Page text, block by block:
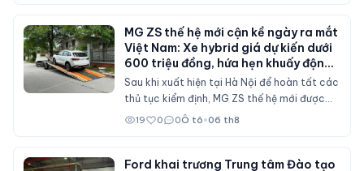
MG ZS thế hệ mới cận kề ngày ra mắt
Việt Nam: Xe hybrid giá dự kiến dưới
600 triệu đồng, hứa hẹn khuấy động
phân khúc SUV cỡ B
Sau khi xuất hiện tại Hà Nội để hoàn tất các
thủ tục kiểm định, MG ZS thế hệ mới được
cho là sẽ sớm mở bán tại Việt Nam với nhiều
trực tiếp Mitsubishi Xforce, Kia Seltos và
19 0 0Ô tô•06 th8
Ford khai trương Trung tâm Đào tạo